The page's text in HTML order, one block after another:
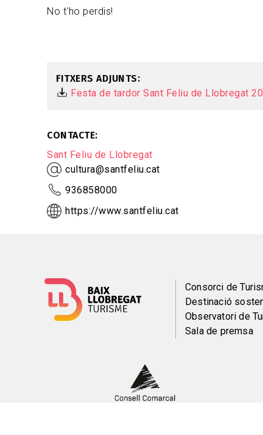
No t'ho perdis!
FITXERS ADJUNTS
Festa de tardor Sant Feliu de Llobregat
CONTACTE
Sant Feliu de Llobregat
cultura@santfeliu.cat
936858000
https://www.santfeliu.cat
Menú
del
Consorci de
Destinació
Observatori de
Sala de premsa